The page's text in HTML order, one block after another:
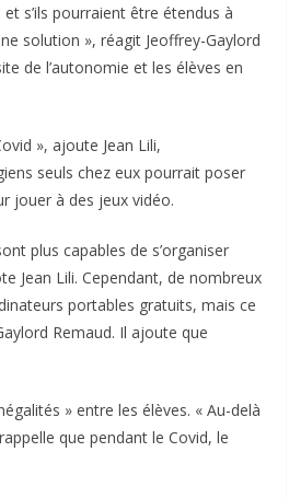
s’ils pourraient être étendus à
solution », réagit Jeoffrey-Gaylord
de l’autonomie et les élèves en
», ajoute Jean Lili,
seuls chez eux pourrait poser
jouer à des jeux vidéo.
plus capables de s’organiser
Jean Lili. Cependant, de nombreux
portables gratuits, mais ce
Remaud. Il ajoute que
» entre les élèves. « Au-delà
que pendant le Covid, le